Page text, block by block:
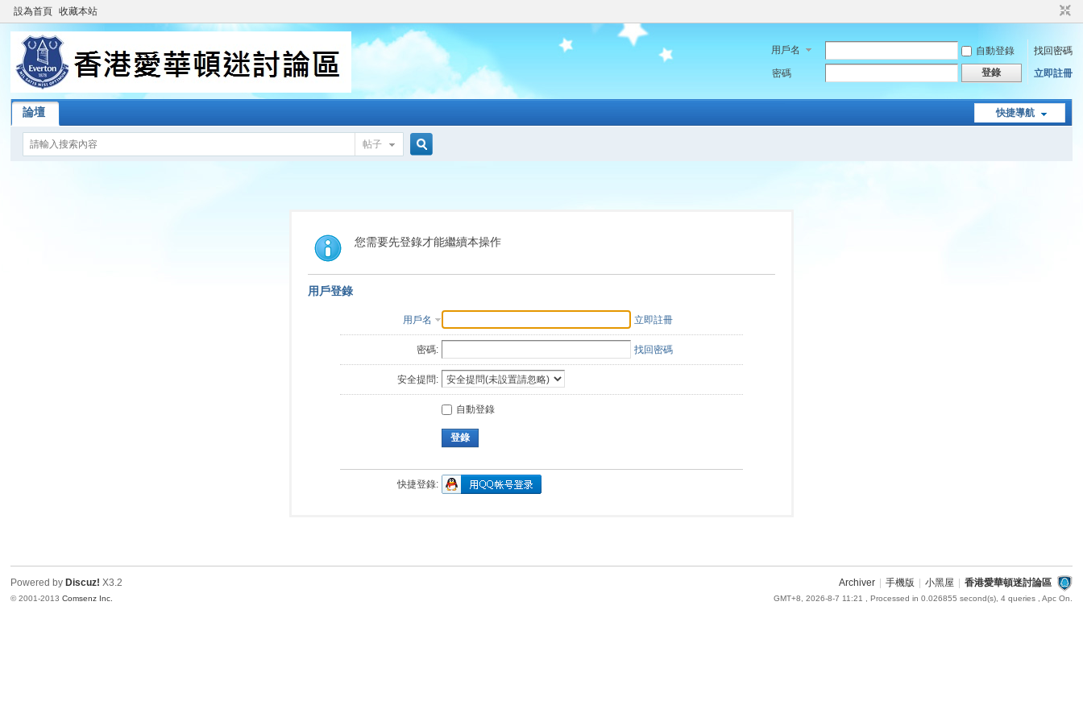
設為首頁 收藏本站
用戶名 自動登錄
找回密碼
密碼
登錄 立即註冊
快捷導航
論壇
帖子
索
您需要先登錄才能繼續本操作
用戶登錄
用戶名 立即註冊
密碼: 找回密碼
安全提問:
自動登錄
登錄
快捷登錄:
Archiver 手機版 小黑屋 香港愛華頓迷討論區
GMT+8, 2026-8-7 11:21 , Processed in 0.026855 second(s), 4 queries , Apc On.
Powered by Discuz! X3.2
© 2001-2013Comsenz Inc.